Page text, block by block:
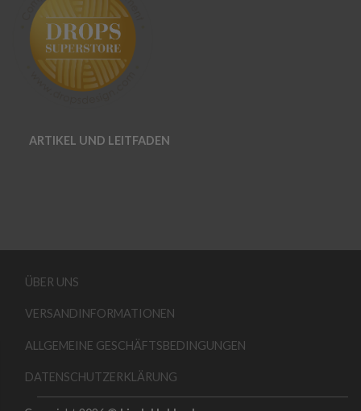
ARTIKEL UND LEITFADEN
ÜBER UNS
VERSANDINFORMATIONEN
ALLGEMEINE GESCHÄFTSBEDINGUNGEN
DATENSCHUTZERKLÄRUNG